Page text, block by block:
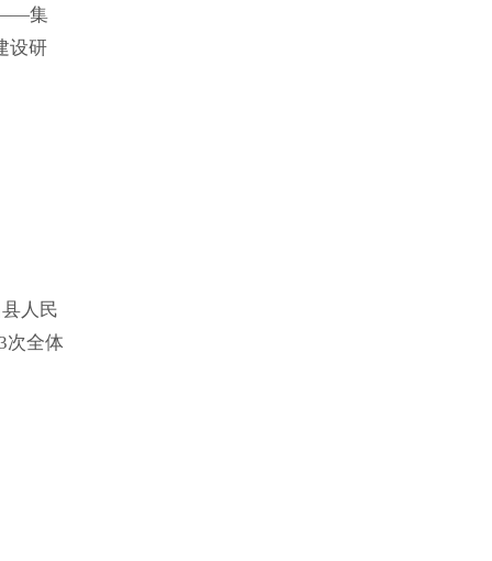
——集
设研
发展
成
人民
次全体
负